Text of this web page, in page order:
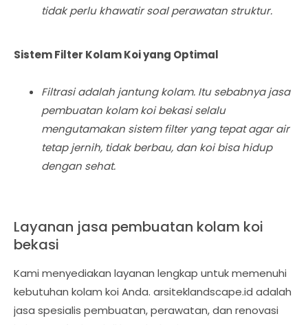
tidak perlu khawatir soal perawatan struktur.
Sistem Filter Kolam Koi yang Optimal
Filtrasi adalah jantung kolam. Itu sebabnya jasa
pembuatan kolam koi bekasi selalu
mengutamakan sistem filter yang tepat agar air
tetap jernih, tidak berbau, dan koi bisa hidup
dengan sehat.
Layanan jasa pembuatan kolam koi
bekasi
Kami menyediakan layanan lengkap untuk memenuhi
kebutuhan kolam koi Anda. arsiteklandscape.id adalah
jasa spesialis pembuatan, perawatan, dan renovasi